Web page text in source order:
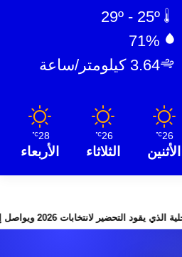
71%
3.64 كيلومتر/ساعة
26
℃
الأثنين
26
℃
الثلاثاء
28
℃
الأربعاء
رجل الداخلية الذي يقود التحضير لانتخابات 2026 ويواصل إصلاح